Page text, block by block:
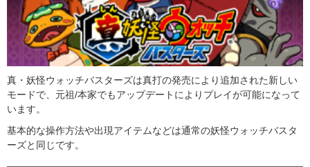
真・妖怪ウォッチバスターズは真打の発売により追加された新しい
モードで、元祖/本家でもアップデートによりプレイが可能になって
います。
基本的な操作方法や出現アイテムなどは通常の妖怪ウォッチバスタ
ーズと同じです。